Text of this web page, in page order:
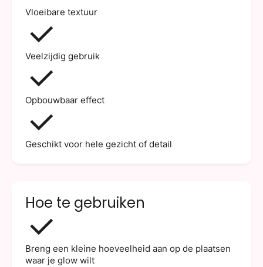
Vloeibare textuur
Veelzijdig gebruik
Opbouwbaar effect
Geschikt voor hele gezicht of detail
Hoe te gebruiken
Breng een kleine hoeveelheid aan op de plaatsen
waar je glow wilt